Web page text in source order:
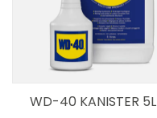
WD-40 KANISTER 5L